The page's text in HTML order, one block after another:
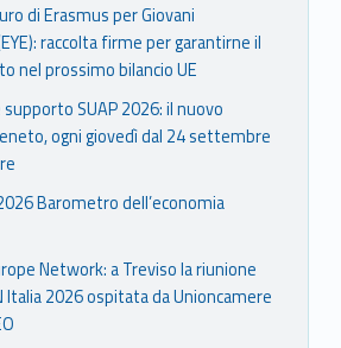
di Erasmus per Giovani
raccolta firme per garantirne il
nel prossimo bilancio UE
SUAP 2026: il nuovo
ogni giovedì dal 24 settembre
Barometro dell’economia
Network: a Treviso la riunione
Italia 2026 ospitata da Unioncamere